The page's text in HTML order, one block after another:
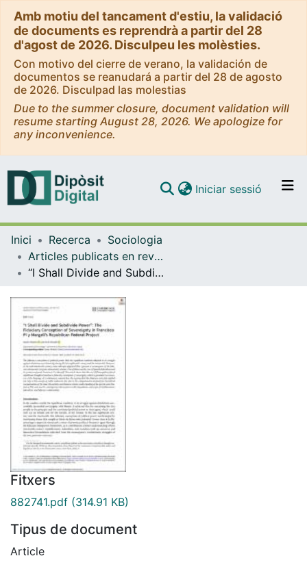
Amb motiu del tancament d'estiu, la validació
de documents es reprendrà a partir del 28
d'agost de 2026. Disculpeu les molèsties.
Con motivo del cierre de verano, la validación de
documentos se reanudará a partir del 28 de agosto
de 2026. Disculpad las molestias
Due to the summer closure, document validation will
resume starting August 28, 2026. We apologize for
any inconvenience.
Navega per tot el DD
Com publicar
Iniciar sessió (current)
Inici Recerca
Sociologia
Articles publicats en revistes (Sociologia)
“I Shall Divide and Subdivide Power”: The Fiduciary Conception of Sovereignty in Francisco Pi y Margall’s Republican Federal Project
Fitxers
882741.pdf (314.91 KB)
Tipus de document
Article